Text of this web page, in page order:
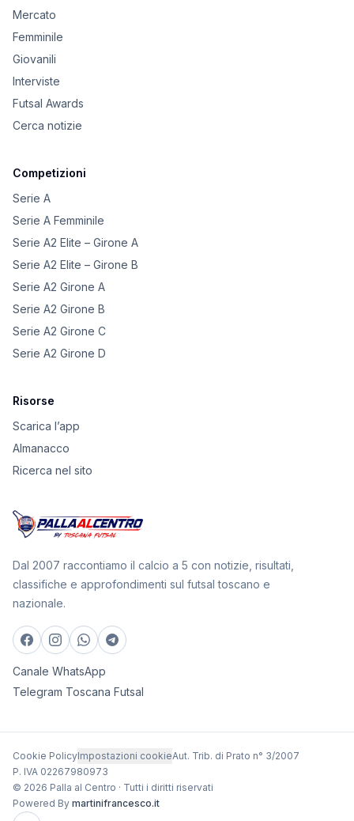
Mercato
Femminile
Giovanili
Interviste
Futsal Awards
Cerca notizie
Competizioni
Serie A
Serie A Femminile
Serie A2 Elite – Girone A
Serie A2 Elite – Girone B
Serie A2 Girone A
Serie A2 Girone B
Serie A2 Girone C
Serie A2 Girone D
Risorse
Scarica l’app
Almanacco
Ricerca nel sito
Dal 2007 raccontiamo il calcio a 5 con notizie, risultati,
classifiche e approfondimenti sul futsal toscano e
nazionale.
Canale WhatsApp
Telegram Toscana Futsal
Cookie PolicyImpostazioni cookieAut. Trib. di Prato n° 3/2007
P. IVA 02267980973
© 2026 Palla al Centro · Tutti i diritti riservati
Powered By martinifrancesco.it